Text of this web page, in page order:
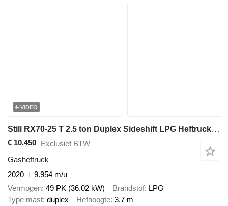
VIDEO
Still RX70-25 T 2.5 ton Duplex Sideshift LPG Heftruck 2020
€ 10.450 Exclusief BTW
Gasheftruck
2020
9.954 m/u
Vermogen 49 PK (36.02 kW) Brandstof LPG
Type mast duplex Hefhoogte 3,7 m